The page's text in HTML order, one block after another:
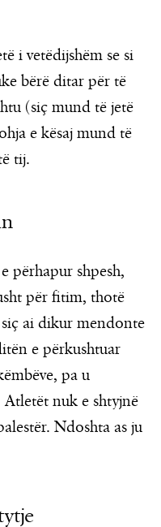
i vetëdijshëm se si
bërë ditar për të
(siç mund të jetë
e kësaj mund të
tij.
përhapur shpesh,
për fitim, thotë
ai dikur mendonte
e përkushtuar
pa u
Atletët nuk e shtyjnë
Ndoshta as ju